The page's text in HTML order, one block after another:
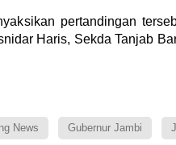
pertandingan
Haris, Sekda Tanjab
News Gubernur Jambi